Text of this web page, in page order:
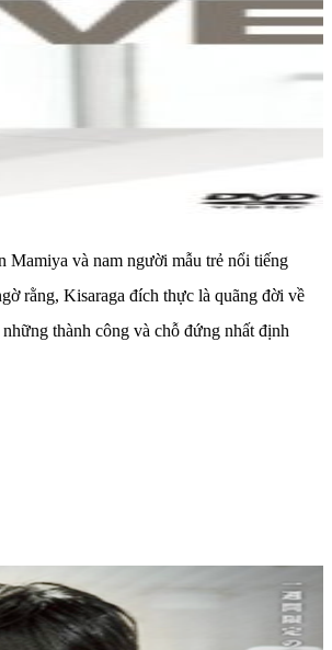
Mamiya và nam người mẫu trẻ nổi tiếng
rằng, Kisaraga đích thực là quãng đời về
thành công và chỗ đứng nhất định